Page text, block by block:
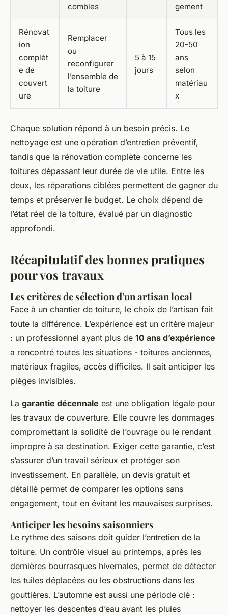
combles
gement
Rénovat
ion
complèt
e de
couvert
ure
Remplacer
ou
reconfigurer
l’ensemble de
la toiture
5 à 15
jours
Tous les
20-50
ans
selon
matériau
x
Chaque solution répond à un besoin précis. Le
nettoyage est une opération d’entretien préventif,
tandis que la rénovation complète concerne les
toitures dépassant leur durée de vie utile. Entre les
deux, les réparations ciblées permettent de gagner du
temps et préserver le budget. Le choix dépend de
l’état réel de la toiture, évalué par un diagnostic
approfondi.
Récapitulatif des bonnes pratiques
pour vos travaux
Les critères de sélection d'un artisan local
Face à un chantier de toiture, le choix de l’artisan fait
toute la différence. L’expérience est un critère majeur
: un professionnel ayant plus de 10 ans d’expérience
a rencontré toutes les situations - toitures anciennes,
matériaux fragiles, accès difficiles. Il sait anticiper les
pièges invisibles.
La garantie décennale est une obligation légale pour
les travaux de couverture. Elle couvre les dommages
compromettant la solidité de l’ouvrage ou le rendant
impropre à sa destination. Exiger cette garantie, c’est
s’assurer d’un travail sérieux et protéger son
investissement. En parallèle, un devis gratuit et
détaillé permet de comparer les options sans
engagement, tout en évitant les mauvaises surprises.
Anticiper les besoins saisonniers
Le rythme des saisons doit guider l’entretien de la
toiture. Un contrôle visuel au printemps, après les
dernières bourrasques hivernales, permet de détecter
les tuiles déplacées ou les obstructions dans les
gouttières. L’automne est aussi une période clé :
nettoyer les descentes d’eau avant les pluies